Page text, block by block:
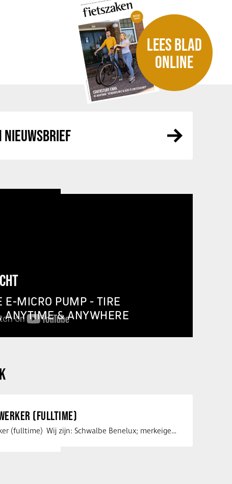
LEES BLAD
ONLINE
E-MICRO PUMP - TIRE
ANYTIME & ANYWHERE
(FULLTIME)
Service medewerker (fulltime) Wij zijn: Schwalbe Benelux; merkeigenaar, …